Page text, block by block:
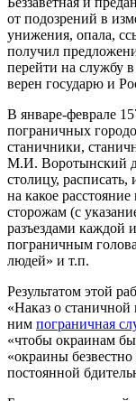
от подозрений в
унижения, опала,
получил
перейти на службу
верен государю и
В январе-феврале
пограничных
станичники,
М.И. Воротынский
столицу,
на какое
сторожам (с
разъездами каждой
пограничным
людей» и т.п.
Результатом этой
«Наказ о
ним пограничная
«чтобы окраинам
«окраины
постоянной